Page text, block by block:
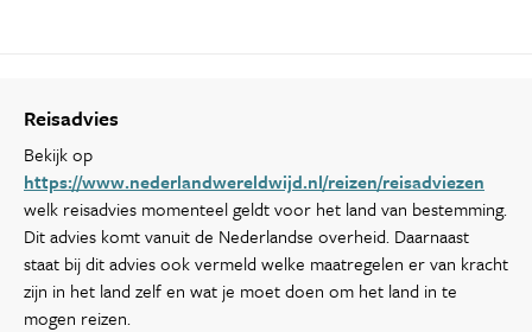
Reisadvies
Bekijk op
https://www.nederlandwereldwijd.nl/reizen/reisadviezen
welk reisadvies momenteel geldt voor het land van bestemming.
Dit advies komt vanuit de Nederlandse overheid. Daarnaast
staat bij dit advies ook vermeld welke maatregelen er van kracht
zijn in het land zelf en wat je moet doen om het land in te
mogen reizen.